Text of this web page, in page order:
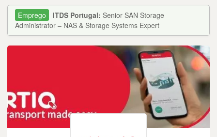
ITDS Portugal: Senior SAN Storage
Administrator – NAS & Storage Systems Expert